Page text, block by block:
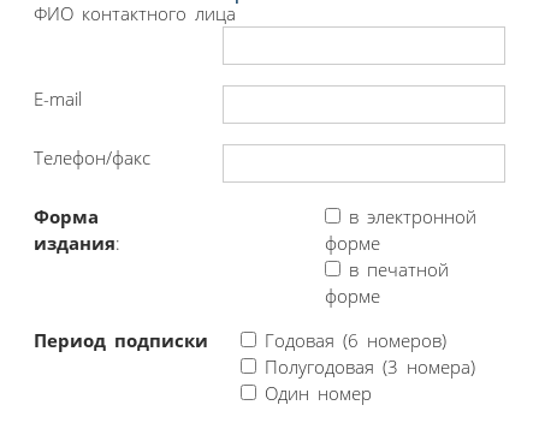
ФИО контактного лица
E-mail
Телефон/факс
Форма
издания:
в электронной
форме
в печатной
форме
Период подписки
Годовая (6 номеров)
Полугодовая (3 номера)
Один номер